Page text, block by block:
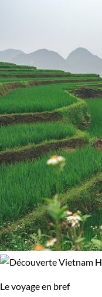
Le voyage en bref